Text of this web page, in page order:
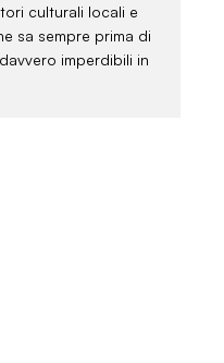
culturali locali e
sa sempre prima di
imperdibili in